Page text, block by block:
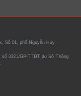
Số 01, phố Nguyễn Huy
số 3321/GP-TTĐT do Sở Thông